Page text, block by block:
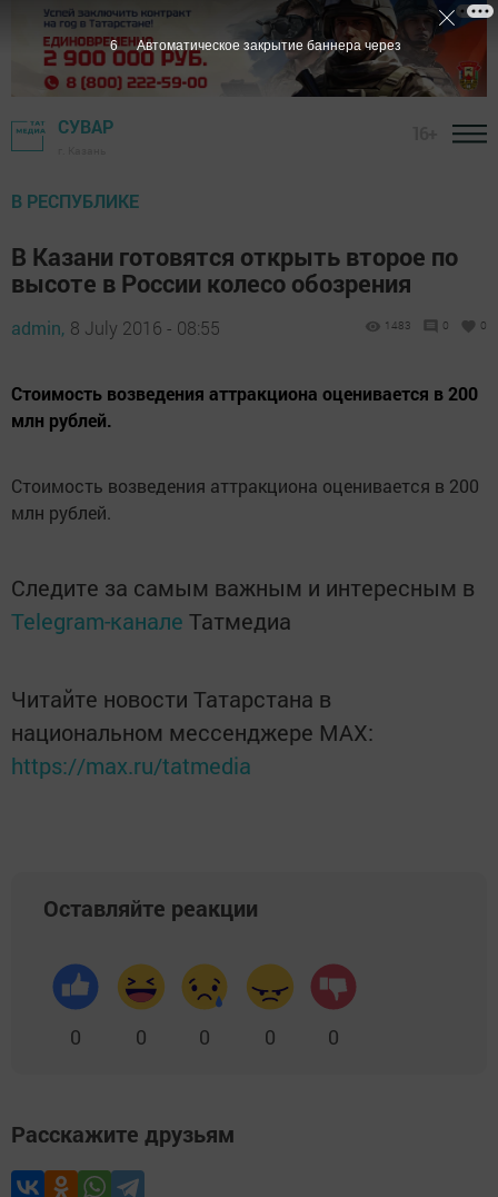
СУВАР
В РЕСПУБЛИКЕ
В Казани готовятся открыть второе по
высоте в России колесо обозрения
admin, 8 July 2016 - 08:55 1483 0 0
Стоимость возведения аттракциона оценивается в 200
млн рублей.
Стоимость возведения аттракциона оценивается в 200
млн рублей.
Следите за самым важным и интересным в
Telegram-канале Татмедиа
Читайте новости Татарстана в
национальном мессенджере MАХ:
https://max.ru/tatmedia
Оставляйте реакции
0 0 0 0 0
Расскажите друзьям
6 Автоматическое закрытие баннера через